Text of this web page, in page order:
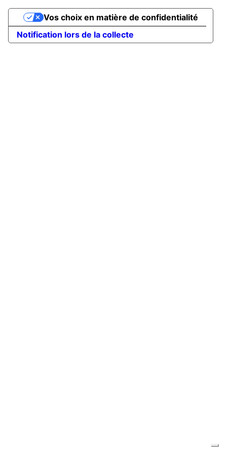
Notification lors de la collecte
Vos choix en matière de confidentialité